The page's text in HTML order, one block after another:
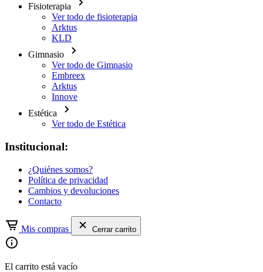
Fisioterapia
Ver todo de fisioterapia
Arktus
KLD
Gimnasio
Ver todo de Gimnasio
Embreex
Arktus
Innove
Estética
Ver todo de Estética
Institucional:
¿Quiénes somos?
Política de privacidad
Cambios y devoluciones
Contacto
Mis compras Cerrar carrito
El carrito está vacío